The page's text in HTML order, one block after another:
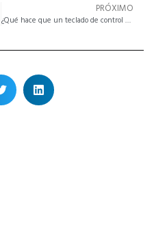
PRÓXIMO
¿Qué hace que un teclado de control de acceso metálico resistente al agua sea esencial?